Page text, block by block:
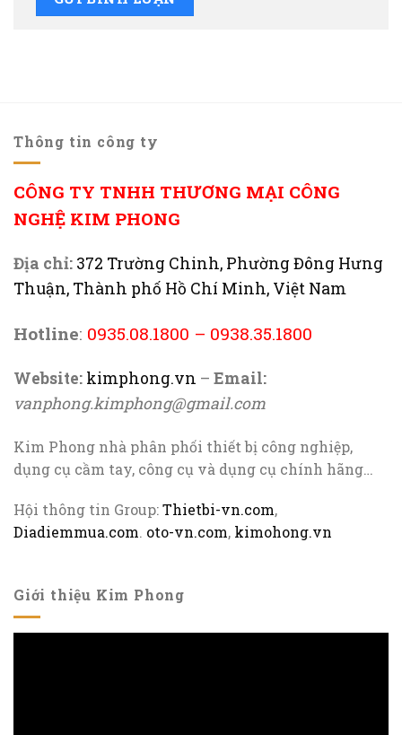
Thông tin công ty
CÔNG TY TNHH THƯƠNG MẠI CÔNG
NGHỆ KIM PHONG
Địa chỉ: 372 Trường Chinh, Phường Đông Hưng
Thuận, Thành phố Hồ Chí Minh, Việt Nam
Hotline: 0935.08.1800 – 0938.35.1800
Website: kimphong.vn – Email:
vanphong.kimphong@gmail.com
Kim Phong nhà phân phối thiết bị công nghiệp,
dụng cụ cầm tay, công cụ và dụng cụ chính hãng…
Hội thông tin Group:Thietbi-vn.com,
Diadiemmua.com. oto-vn.com, kimohong.vn
Giới thiệu Kim Phong